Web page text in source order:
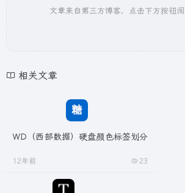
文章来自第三方博客，点击下方按钮
相关文章
WD（西部数据）硬盘颜色标签划分
12年前 23